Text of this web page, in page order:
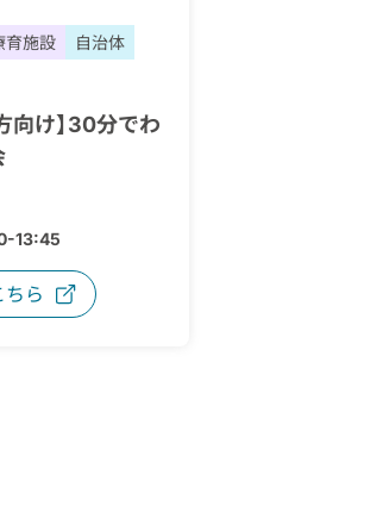
育施設
自治体
向け】30分でわ
13:45
ら